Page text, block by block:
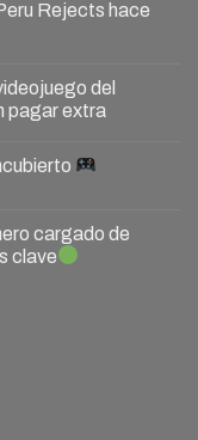
Rejects hace
del
pagar extra
cargado de
clave